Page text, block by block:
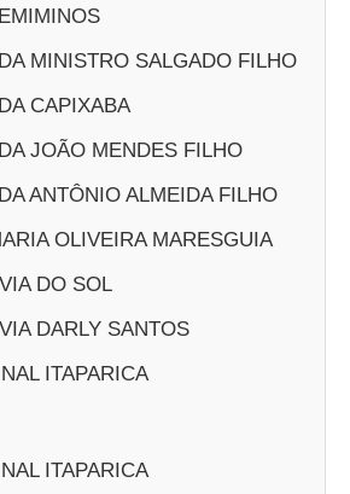
MINISTRO SALGADO FILHO
CAPIXABA
JOÃO MENDES FILHO
ANTÔNIO ALMEIDA FILHO
OLIVEIRA MARESGUIA
DO SOL
DARLY SANTOS
ITAPARICA
ITAPARICA